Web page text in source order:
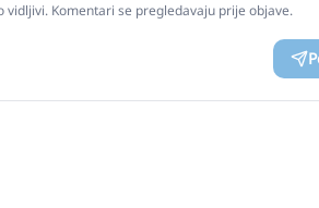
Komentari se pregledavaju prije objave.